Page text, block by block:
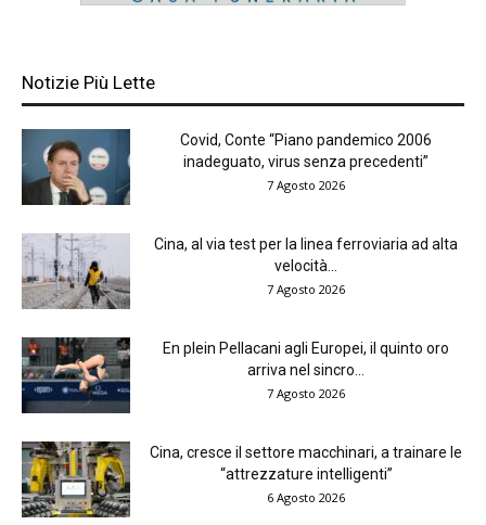
Notizie Più Lette
Covid, Conte “Piano pandemico 2006
inadeguato, virus senza precedenti”
7 Agosto 2026
Cina, al via test per la linea ferroviaria ad alta
velocità...
7 Agosto 2026
En plein Pellacani agli Europei, il quinto oro
arriva nel sincro...
7 Agosto 2026
Cina, cresce il settore macchinari, a trainare le
“attrezzature intelligenti”
6 Agosto 2026